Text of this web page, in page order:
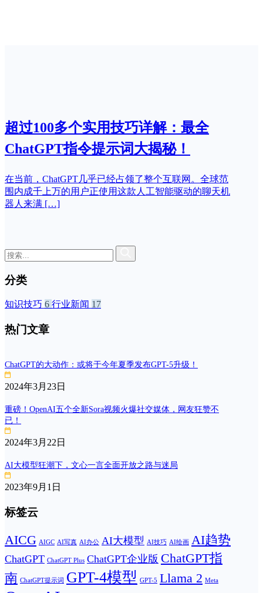
超过100多个实用技巧详解：最全
ChatGPT指令提示词大揭秘！
在当前，ChatGPT几乎已经占领了整个互联网。全球范
围内成千上万的用户正使用这款人工智能驱动的聊天机
器人来满 […]
分类
知识技巧 6 行业新闻 17
热门文章
ChatGPT的大动作：或将于今年夏季发布GPT-5升级！
2024年3月23日
重磅！OpenAI五个全新Sora视频火爆社交媒体，网友狂赞不
已！
2024年3月22日
AI大模型狂潮下，文心一言全面开放之路与迷局
2023年9月1日
标签云
AICG AIGC AI写真 AI办公 AI大模型 AI技巧 AI绘画 AI趋势
ChatGPT ChatGPT Plus ChatGPT企业版 ChatGPT指
南 ChatGPT提示词 GPT-4模型 GPT-5 Llama 2 Meta